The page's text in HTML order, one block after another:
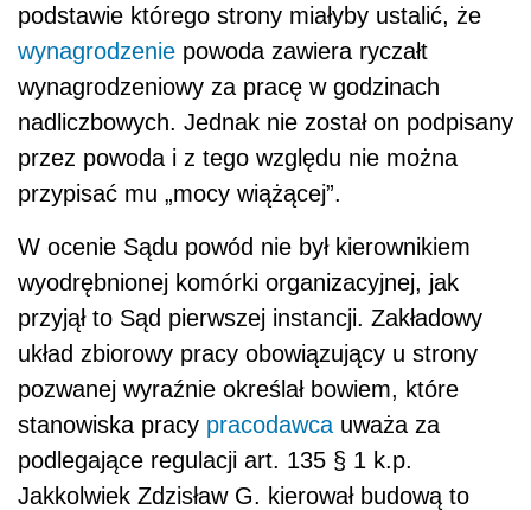
podstawie którego strony miałyby ustalić, że
wynagrodzenie powoda zawiera ryczałt
wynagrodzeniowy za pracę w godzinach
nadliczbowych. Jednak nie został on podpisany
przez powoda i z tego względu nie można
przypisać mu „mocy wiążącej”.
W ocenie Sądu powód nie był kierownikiem
wyodrębnionej komórki organizacyjnej, jak
przyjął to Sąd pierwszej instancji. Zakładowy
układ zbiorowy pracy obowiązujący u strony
pozwanej wyraźnie określał bowiem, które
stanowiska pracy pracodawca uważa za
podlegające regulacji art. 135 § 1 k.p.
Jakkolwiek Zdzisław G. kierował budową to